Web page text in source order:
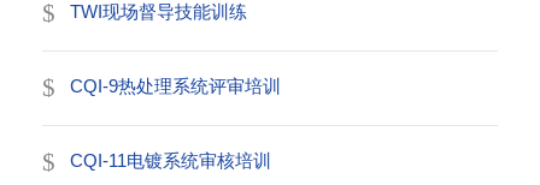
TWI现场督导技能训练
CQI-9热处理系统评审培训
CQI-11电镀系统审核培训